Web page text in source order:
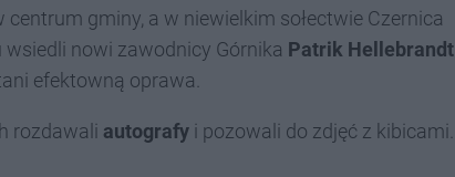
gminy, a w niewielkim sołectwie Czernica
nowi zawodnicy Górnika Patrik
efektowną oprawa.
rozdawali autografy i pozowali do zdjęć z kibicami.